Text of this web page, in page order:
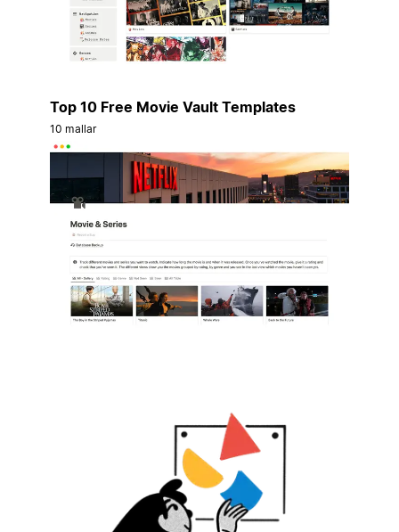
Top 10 Free Movie Vault Templates
10 mallar